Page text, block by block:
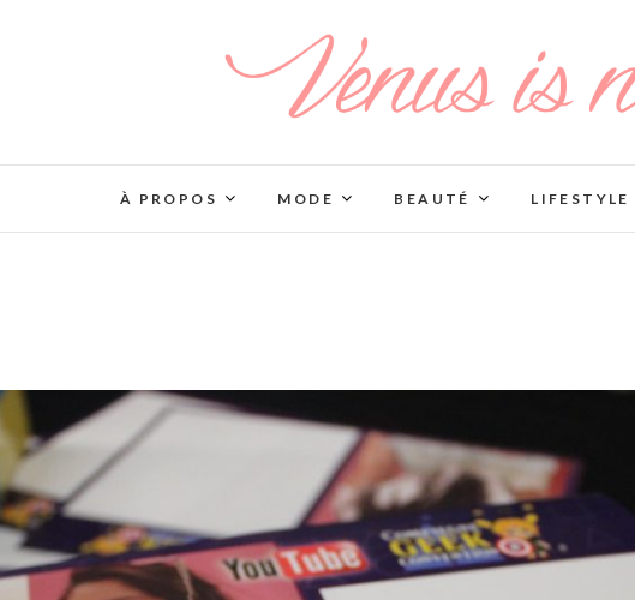
À PROPOS MODE BEAUTÉ LIFESTYLE